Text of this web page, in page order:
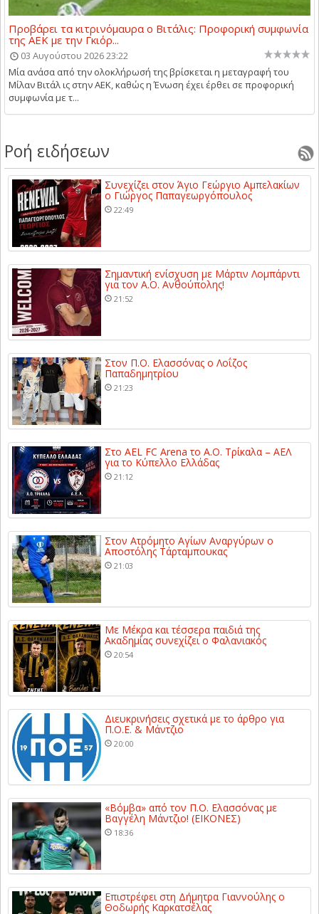
Προβάρει τα κιτρινόμαυρα ο Βιτάλις: Προφορική συμφωνία
της ΑΕΚ με την Γκιόρ...
03 Αυγούστου 2026 23:22
Μία ανάσα από την ολοκλήρωσή της βρίσκεται η μεταγραφή του
Μίλαν Βιτάλ ις στην ΑΕΚ, καθώς η Ένωση έχει έρθει σε προφορική
συμφωνία με τ...
Ροή ειδήσεων
Συνεχίζει στον Άγιο Γεώργιο Αμπελακίων
ο Γιώργος Παπαγεωργόπουλος
22:49
Σημαντική ενίσχυση με Μάρτιν Λομπάρντι
για τον Α.Ο. Ανθούπολης!
21:52
Στον Π.Ο. Ελασσόνας ο Λοΐζος
Παπαδημητρίου
21:23
Στο AEL FC Arena το Α.Ο. Τρίκαλα – ΑΕΛ
για το Κύπελλο Ελλάδας
21:12
Στον Ατρόμητο Αγίων Αναργύρων ο
Αποστόλης Τάρταμπουκας
21:03
Με Μέκρα και τέσσερα παιδιά της
Ακαδημίας συνεχίζει ο Φαλανιακός
20:54
Διευκρινήσεις σχετικά με το άρθρο για
Π.Ο.Ε. & Μάντζιο
20:00
«Βόμβα» από τον Π.Ο. Ελασσόνας με
Βαγγέλη Μάντζιο! (ΕΙΚΟΝΕΣ)
18:36
Επιστρέφει στη Δήμητρα Γιαννούλης ο
Θοδωρής Καρκατσέλας